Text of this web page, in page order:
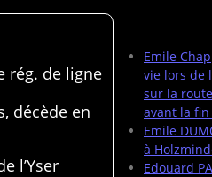
Emile
vie lors de
sur la
avant la
Emile
à
Edouard
rég. de ligne
décède en
l’Yser